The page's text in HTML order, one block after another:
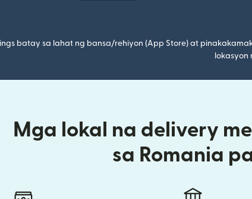
batay sa lahat ng bansa/rehiyon (App Store) at
lokasyon
Mga lokal na delivery
sa Romania